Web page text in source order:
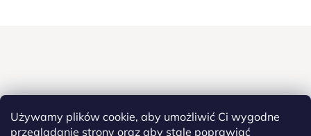
Używamy plików cookie, aby umożliwić Ci wygodne
przeglądanie strony oraz aby stale poprawiać